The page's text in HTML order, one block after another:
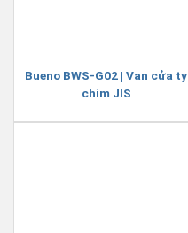
Bueno BWS-G02 | Van cửa ty
chìm JIS